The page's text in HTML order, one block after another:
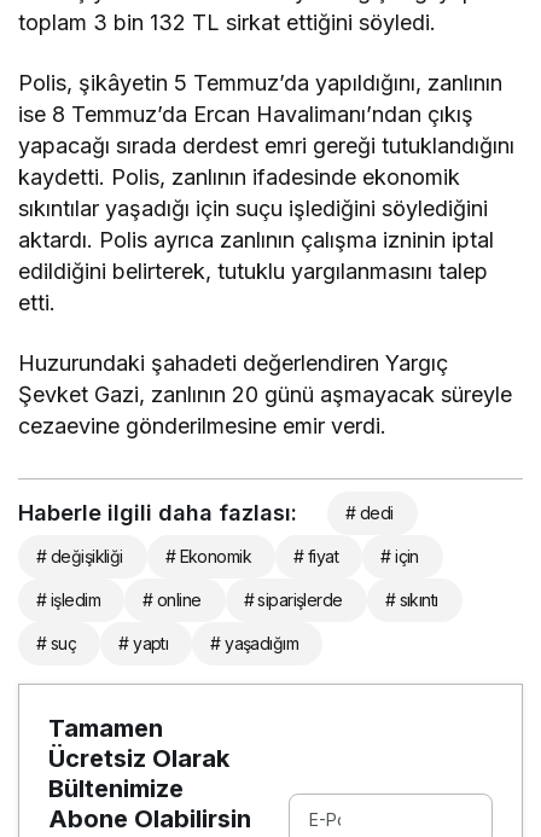
toplam 3 bin 132 TL sirkat ettiğini söyledi.
Polis, şikâyetin 5 Temmuz’da yapıldığını, zanlının
ise 8 Temmuz’da Ercan Havalimanı’ndan çıkış
yapacağı sırada derdest emri gereği tutuklandığını
kaydetti. Polis, zanlının ifadesinde ekonomik
sıkıntılar yaşadığı için suçu işlediğini söylediğini
aktardı. Polis ayrıca zanlının çalışma izninin iptal
edildiğini belirterek, tutuklu yargılanmasını talep
etti.
Huzurundaki şahadeti değerlendiren Yargıç
Şevket Gazi, zanlının 20 günü aşmayacak süreyle
cezaevine gönderilmesine emir verdi.
Haberle ilgili daha fazlası: # dedi
# değişikliği # Ekonomik # fiyat # için
# işledim # online # siparişlerde # sıkıntı
# suç # yaptı # yaşadığım
Tamamen
Ücretsiz Olarak
Bültenimize
Abone Olabilirsin